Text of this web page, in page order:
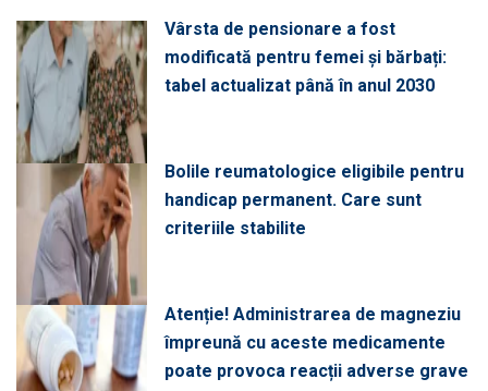
Vârsta de pensionare a fost
modificată pentru femei și bărbați:
tabel actualizat până în anul 2030
Bolile reumatologice eligibile pentru
handicap permanent. Care sunt
criteriile stabilite
Atenție! Administrarea de magneziu
împreună cu aceste medicamente
poate provoca reacții adverse grave